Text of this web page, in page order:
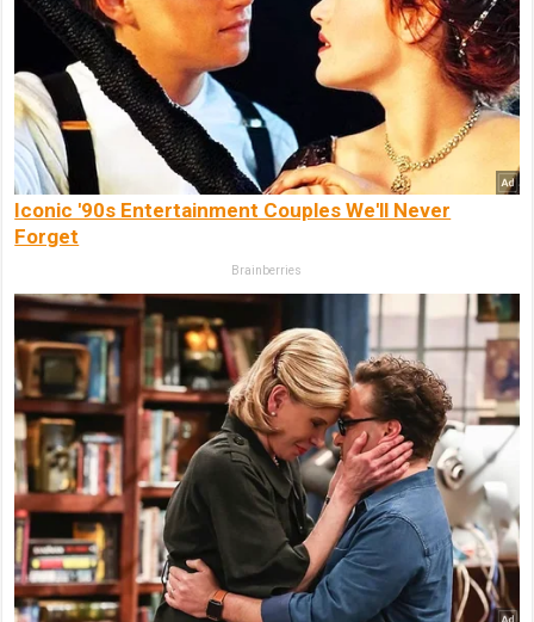
Iconic '90s Entertainment Couples We'll Never
Forget
Brainberries